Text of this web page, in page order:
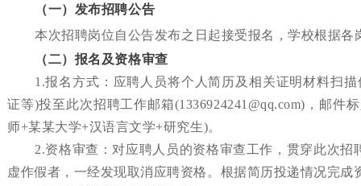
（一）发布招聘公告
本次招聘岗位自公告发布之日起接受报名，学校根据
（二）报名及资格审查
1.报名方式：应聘人员将个人简历及相关证明材料扫
证等)投至此次招聘工作邮箱(1336924241@qq.com)，邮
师+某某大学+汉语言文学+研究生)。
2.资格审查：对应聘人员的资格审查工作，贯穿此次
虚作假者，一经发现取消应聘资格。根据简历投递情况完